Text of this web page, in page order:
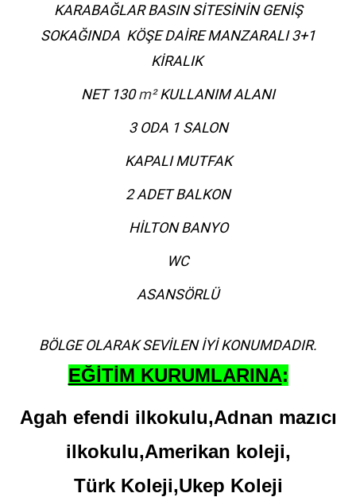
KARABAĞLAR BASIN SİTESİNİN GENİŞ
SOKAĞINDA KÖŞE DAİRE MANZARALI 3+1
KİRALIK
NET 130m²KULLANIM ALANI
3 ODA 1 SALON
KAPALI MUTFAK
2 ADET BALKON
HİLTON BANYO
WC
ASANSÖRLÜ
BÖLGE OLARAK SEVİLEN İYİ KONUMDADIR.
EĞİTİM KURUMLARINA:
Agah efendi ilkokulu,Adnan mazıcı
ilkokulu,Amerikan koleji,
Türk Koleji,Ukep Koleji